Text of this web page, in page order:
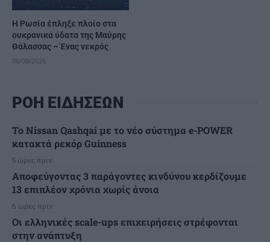
Η Ρωσία έπληξε πλοίο στα
ουκρανικά ύδατα της Μαύρης
Θάλασσας – Ένας νεκρός
06/08/2026
ΡΟΗ ΕΙΔΗΣΕΩΝ
Το Nissan Qashqai με το νέο σύστημα e-POWER
κατακτά ρεκόρ Guinness
5 ώρες πριν
Αποφεύγοντας 3 παράγοντες κινδύνου κερδίζουμε
13 επιπλέον χρόνια χωρίς άνοια
6 ώρες πριν
Οι ελληνικές scale-ups επιχειρήσεις στρέφονται
στην ανάπτυξη